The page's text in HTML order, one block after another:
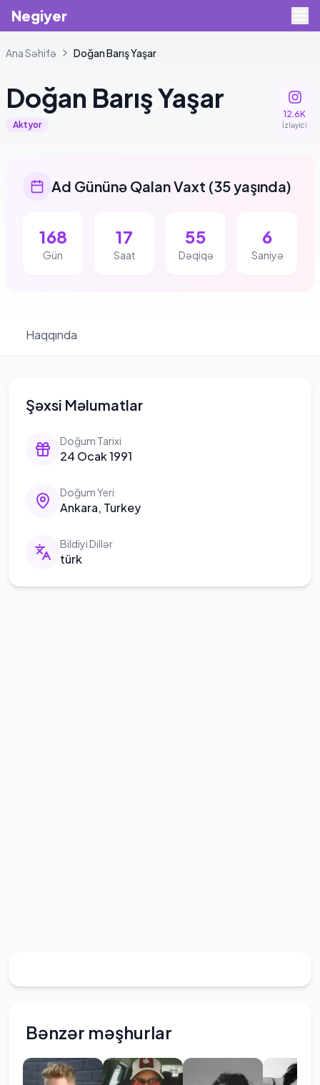
Negiyer
Ana Səhifə DoğanBarış Yaşar
Doğan Barış Yaşar
Aktyor
12.6K
İzləyici
Ad Gününə Qalan Vaxt (35 yaşında)
168
Gün
17
Saat
55
Dəqiqə
6
Saniyə
Haqqında
Şəxsi Məlumatlar
Doğum Tarixi
24 Ocak 1991
Doğum Yeri
Ankara, Turkey
Bildiyi Dillər
türk
Bənzər məşhurlar